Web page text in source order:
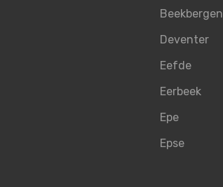
Beekbergen
Deventer
Eefde
Eerbeek
Epe
Epse